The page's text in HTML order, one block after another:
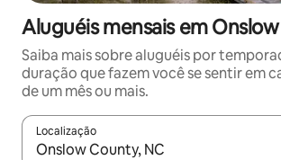
Aluguéis mensais em
Saiba mais sobre aluguéis por
duração que fazem você se sentir em
de um mês ou mais.
Localização
Quando os resultados estiverem